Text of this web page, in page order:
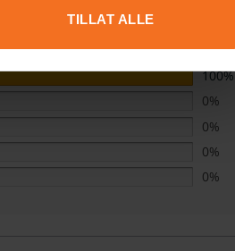
TILLAT ALLE
100%
0%
0%
0%
0%